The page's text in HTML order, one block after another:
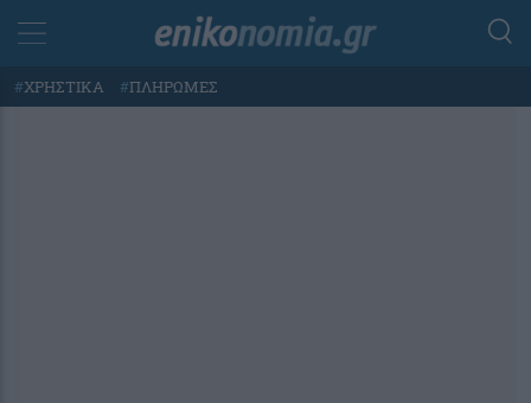
#ΧΡΗΣΤΙΚΑ #ΠΛΗΡΩΜΕΣ